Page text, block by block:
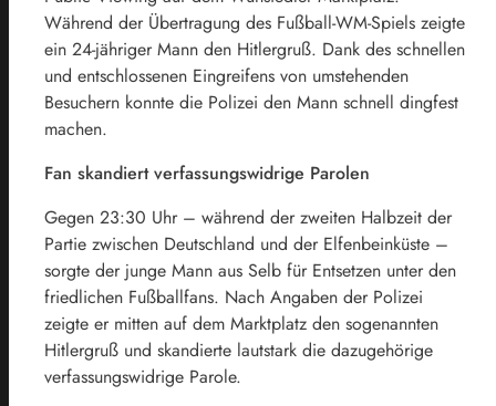
Während der Übertragung des Fußball-WM-Spiels zeigte
ein 24-jähriger Mann den Hitlergruß. Dank des schnellen
und entschlossenen Eingreifens von umstehenden
Besuchern konnte die Polizei den Mann schnell dingfest
machen.
Fan skandiert verfassungswidrige Parolen
Gegen 23:30 Uhr – während der zweiten Halbzeit der
Partie zwischen Deutschland und der Elfenbeinküste –
sorgte der junge Mann aus Selb für Entsetzen unter den
friedlichen Fußballfans. Nach Angaben der Polizei
zeigte er mitten auf dem Marktplatz den sogenannten
Hitlergruß und skandierte lautstark die dazugehörige
verfassungswidrige Parole.